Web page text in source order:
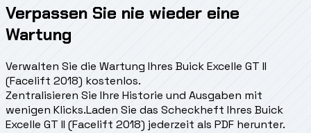
Verpassen Sie nie wieder eine
Wartung
Verwalten Sie die Wartung Ihres Buick Excelle GT II
(Facelift 2018) kostenlos.
Zentralisieren Sie Ihre Historie und Ausgaben mit
wenigen Klicks.Laden Sie das Scheckheft Ihres Buick
Excelle GT II (Facelift 2018) jederzeit als PDF herunter.